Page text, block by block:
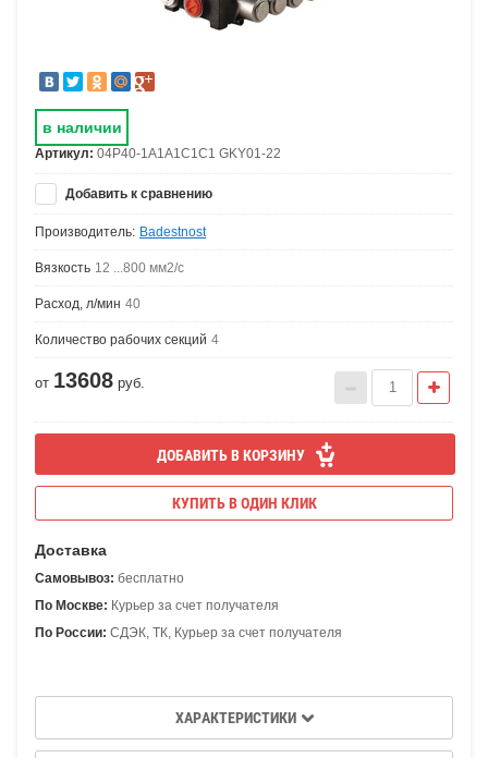
в наличии
Артикул: 04P40-1A1A1C1C1 GKY01-22
Добавить к сравнению
Производитель: Badestnost
Вязкость 12 ...800 мм2/с
Расход, л/мин 40
Количество рабочих секций 4
от 13608 руб.
ДОБАВИТЬ В КОРЗИНУ
КУПИТЬ В ОДИН КЛИК
Доставка
Самовывоз: бесплатно
По Москве: Курьер за счет получателя
По России: СДЭК, ТК, Курьер за счет получателя
ХАРАКТЕРИСТИКИ